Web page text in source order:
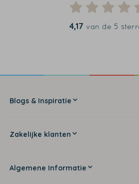
4,17 van de 5
Blogs & Inspiratie
Zakelijke klanten
Algemene Informatie